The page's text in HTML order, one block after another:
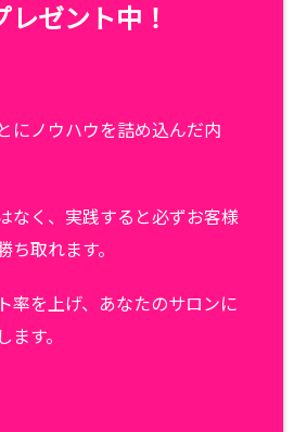
レゼント中！
にノウハウを詰め込んだ内
なく、実践すると必ずお客様
ち取れます。
率を上げ、あなたのサロンに
ます。